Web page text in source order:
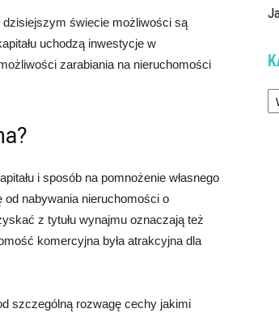
dzisiejszym świecie możliwości są
uchodzą inwestycje w
zarabiania na nieruchomości
i sposób na pomnożenie własnego
nabywania nieruchomości o
z tytułu wynajmu oznaczają też
komercyjna była atrakcyjna dla
szczególną rozwagę cechy jakimi